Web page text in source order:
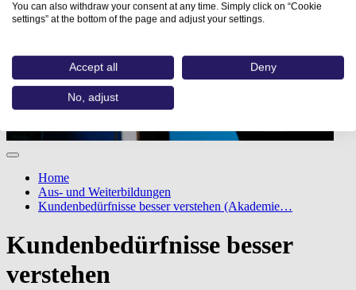
Home
Aus- und Weiterbildungen
Kundenbedürfnisse besser verstehen (Akademie…
Kundenbedürfnisse besser
verstehen
You can also withdraw your consent at any time. Simply click on “Cookie
settings” at the bottom of the page and adjust your settings.
Accept all Deny
No, adjust